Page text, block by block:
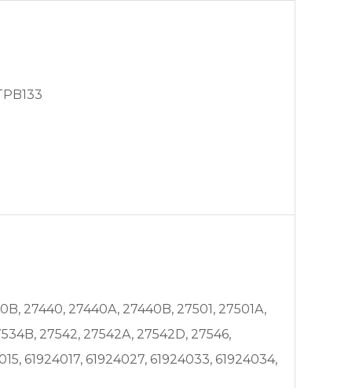
27440, 27440A, 27440B, 27501, 27501A,
27542, 27542A, 27542D, 27546,
61924017, 61924027, 61924033, 61924034,